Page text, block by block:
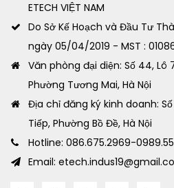
ETECH VIỆT NAM
Do Sở Kế Hoạch và Đầu Tư
ngày 05/04/2019 - MST :
Văn phòng đại diện: Số 44, Lô
Phường Tương Mai, Hà Nội
Địa chỉ đăng ký kinh doanh:
Tiếp, Phường Bồ Đề, Hà Nội
Hotline: 086.675.2969-
Email: